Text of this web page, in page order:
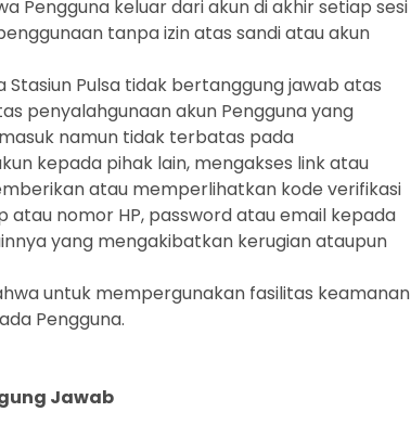
Pengguna keluar dari akun di akhir setiap sesi
tanpa izin atas sandi atau akun
Pulsa tidak bertanggung jawab atas
penyalahgunaan akun Pengguna yang
namun tidak terbatas pada
kepada pihak lain, mengakses link atau
atau memperlihatkan kode verifikasi
atau nomor HP, password atau email kepada
yang mengakibatkan kerugian ataupun
untuk mempergunakan fasilitas keamanan
Pengguna.
Jawab